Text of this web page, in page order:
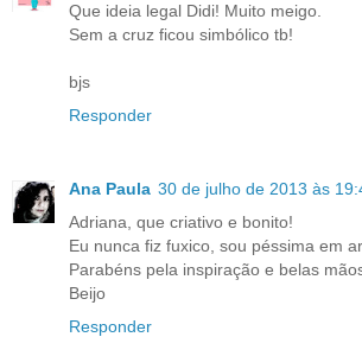
Que ideia legal Didi! Muito meigo.
Sem a cruz ficou simbólico tb!
bjs
Responder
Ana Paula 30 de julho de 2013 às
Adriana, que criativo e bonito!
Eu nunca fiz fuxico, sou péssima em
Parabéns pela inspiração e belas
Beijo
Responder